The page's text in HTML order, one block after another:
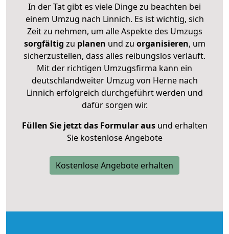
In der Tat gibt es viele Dinge zu beachten bei
einem Umzug nach Linnich. Es ist wichtig, sich
Zeit zu nehmen, um alle Aspekte des Umzugs
sorgfältig zu planen und zu organisieren, um
sicherzustellen, dass alles reibungslos verläuft.
Mit der richtigen Umzugsfirma kann ein
deutschlandweiter Umzug von Herne nach
Linnich erfolgreich durchgeführt werden und
dafür sorgen wir.
Füllen Sie jetzt das Formular ausund erhalten
Sie kostenlose Angebote
Kostenlose Angebote erhalten